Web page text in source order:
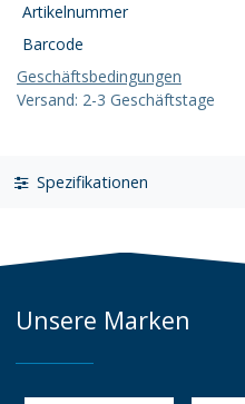
Artikelnummer
Barcode
Geschäftsbedingungen
Versand: 2-3 Geschäftstage
Spezifikationen
Unsere Marken